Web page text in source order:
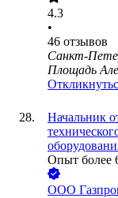
4.3
•
46 отзывов
Санкт-
Площадь
Начальник
Опыт более
ООО